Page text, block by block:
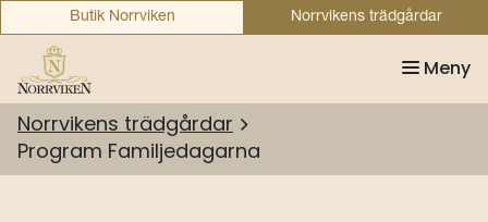
Butik Norrviken Norrvikens trädgårdar
Meny
Norrvikens trädgårdar
Program Familjedagarna